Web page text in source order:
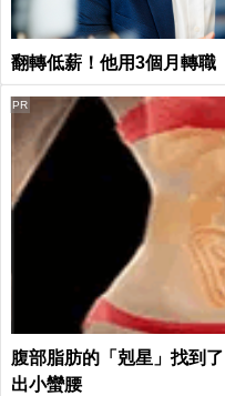
翻轉低薪！他用3個月轉職
腹部脂肪的「剋星」找到
出小蠻腰
PR